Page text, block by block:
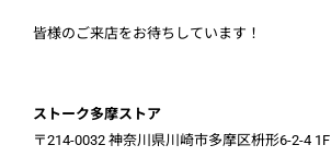
皆様のご来店をお待ちしています！
ストーク多摩ストア
〒214-0032 神奈川県川崎市多摩区枡形6-2-4 1F